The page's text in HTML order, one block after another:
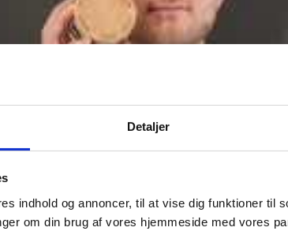
Detaljer
indhold og annoncer, til at vise dig funktioner til
om din brug af vores hjemmeside med vores